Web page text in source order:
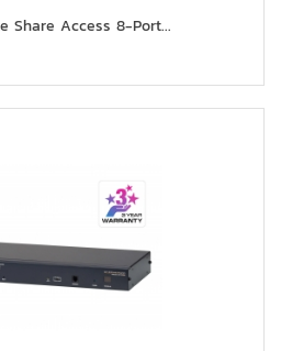
Share Access 8-Port...